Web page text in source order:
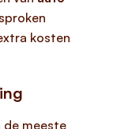
kosten
meeste